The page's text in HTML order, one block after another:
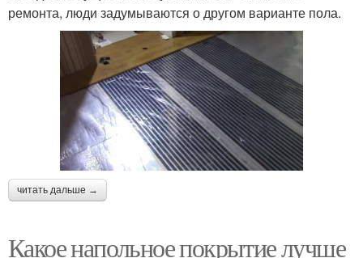
ремонта, люди задумываются о другом варианте пола.
читать дальше →
Какое напольное покрытие лучше